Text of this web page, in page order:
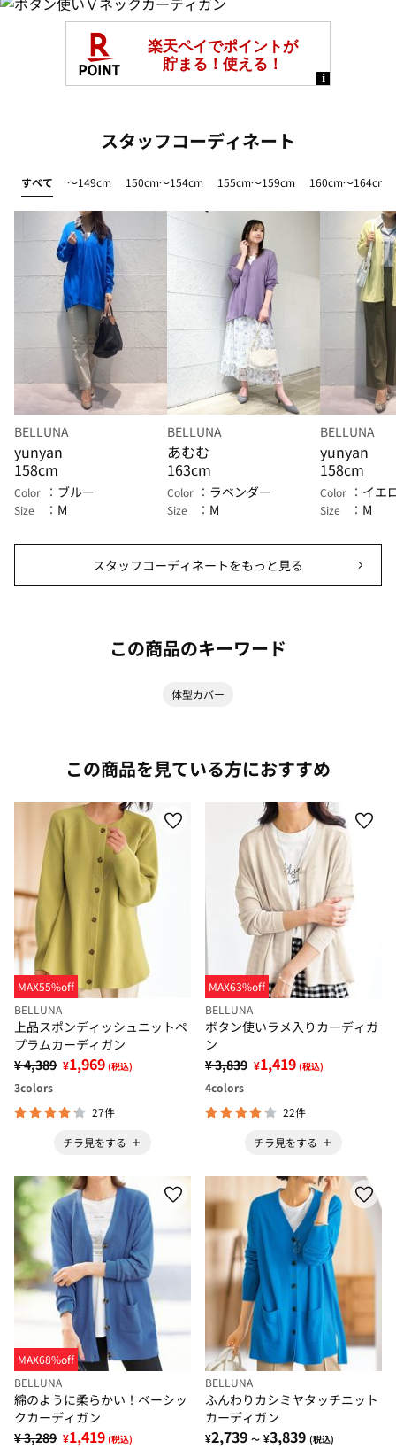
スタッフコーディネート
すべて ～149cm 150cm～154cm 155cm～159cm 160cm～164cm
BELLUNA
yunyan
158cm
Color ブルー
Size M
BELLUNA
あむむ
163cm
Color ラベンダー
Size M
BELLUNA
yunyan
158cm
Color イエ
Size M
スタッフコーディネートをもっと見る
この商品のキーワード
体型カバー
この商品を見ている方におすすめ
MAX55%off
BELLUNA
上品スポンディッシュニットペ
プラムカーディガン
¥ 4,389 ¥1,969 (税込)
3colors
27件
チラ見をする
MAX63%off
BELLUNA
ボタン使いラメ入りカーディガ
ン
¥ 3,839 ¥1,419 (税込)
4colors
22件
チラ見をする
MAX68%off
BELLUNA
綿のように柔らかい！ベーシッ
クカーディガン
¥ 3,289 ¥1,419 (税込)
BELLUNA
ふんわりカシミヤタッチニット
カーディガン
¥2,739 ～ ¥3,839 (税込)